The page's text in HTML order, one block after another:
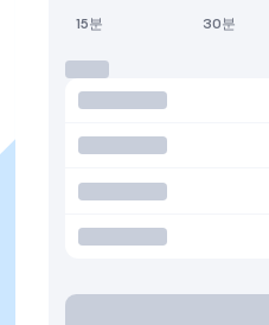
15분 30분